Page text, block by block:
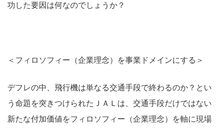
功した要因は何なのでしょうか？
＜フィロソフィー（企業理念）を事業ドメインにする＞
デフレの中、飛行機は単なる交通手段で終わるのか？とい
う命題を突きつけられたＪＡＬは、交通手段だけではない
新たな付加価値をフィロソフィー（企業理念）を軸に現場